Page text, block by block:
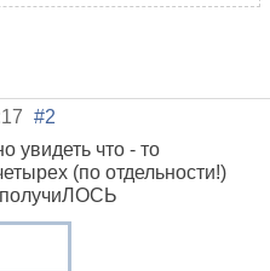
#2
увидеть что - то
(по отдельности!)